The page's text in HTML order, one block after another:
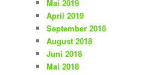
Mai 2019
April 2019
September 2018
August 2018
Juni 2018
Mai 2018